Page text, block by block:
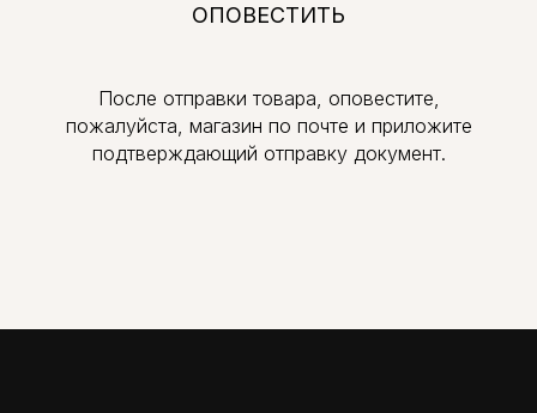
ОПОВЕСТИТЬ
После отправки товара, оповестите,
пожалуйста, магазин по почте и приложите
подтверждающий отправку документ.